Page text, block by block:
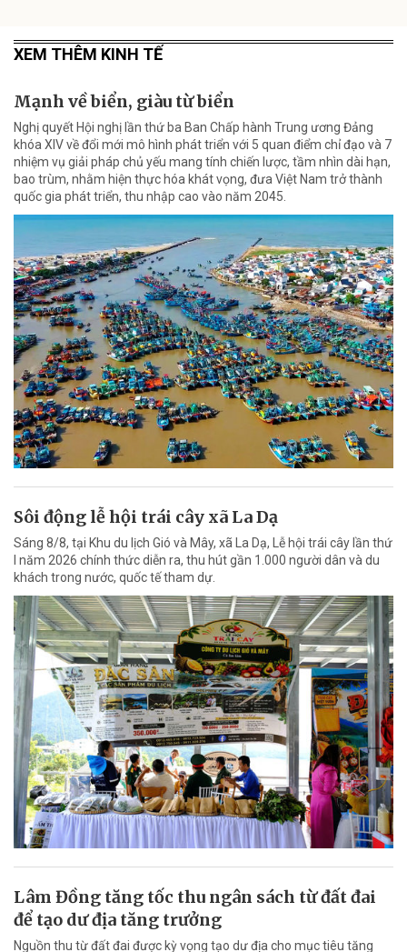
XEM THÊM KINH TẾ
Mạnh về biển, giàu từ biển
Nghị quyết Hội nghị lần thứ ba Ban Chấp hành Trung ương Đảng
khóa XIV về đổi mới mô hình phát triển với 5 quan điểm chỉ đạo và 7
nhiệm vụ giải pháp chủ yếu mang tính chiến lược, tầm nhìn dài hạn,
bao trùm, nhằm hiện thực hóa khát vọng, đưa Việt Nam trở thành
quốc gia phát triển, thu nhập cao vào năm 2045.
Sôi động lễ hội trái cây xã La Dạ
Sáng 8/8, tại Khu du lịch Gió và Mây, xã La Dạ, Lễ hội trái cây lần thứ
I năm 2026 chính thức diễn ra, thu hút gần 1.000 người dân và du
khách trong nước, quốc tế tham dự.
Lâm Đồng tăng tốc thu ngân sách từ đất đai
để tạo dư địa tăng trưởng
Nguồn thu từ đất đai được kỳ vọng tạo dư địa cho mục tiêu tăng